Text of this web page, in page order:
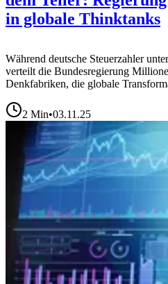
in globale Thinktanks
Während deutsche Steuerzahler
verteilt die Bundesregierung
Denkfabriken, die globale
2 Min•03.11.25